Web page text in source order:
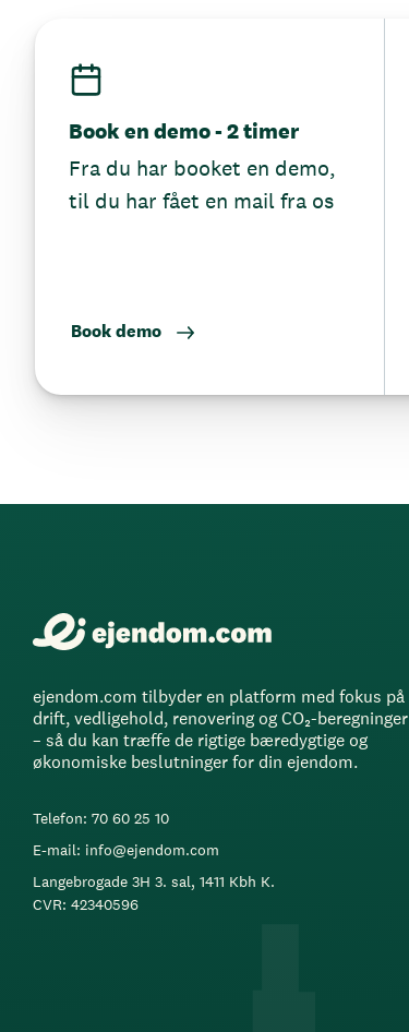
Book en demo - 2 timer
Fra du har booket en demo,
til du har fået en mail fra os
Book demo
ejendom.com tilbyder en platform med fokus på
drift, vedligehold, renovering og CO₂-beregninger
– så du kan træffe de rigtige bæredygtige og
økonomiske beslutninger for din ejendom.
Telefon: 70 60 25 10
E-mail: info@ejendom.com
Langebrogade 3H 3. sal, 1411 Kbh K.
CVR: 42340596